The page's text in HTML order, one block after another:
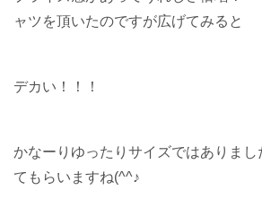
ャツを頂いたのですが広げてみると
デカい！！！
かなーりゆったりサイズではありま
てもらいますね(^^♪